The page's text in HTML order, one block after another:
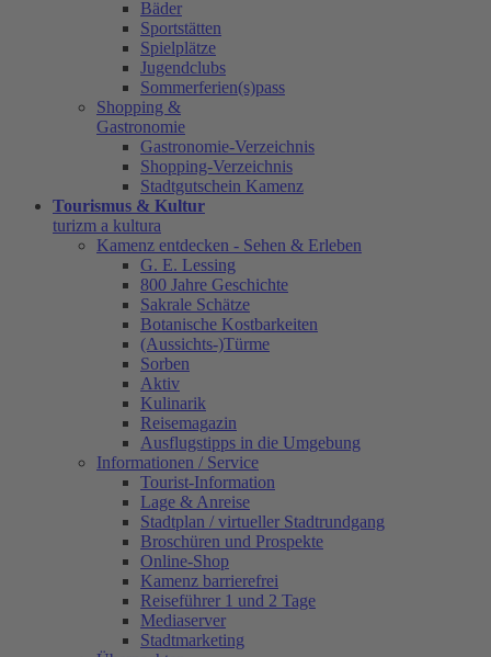
Bäder
Sportstätten
Spielplätze
Jugendclubs
Sommerferien(s)pass
Shopping &
Gastronomie
Gastronomie-Verzeichnis
Shopping-Verzeichnis
Stadtgutschein Kamenz
Tourismus & Kultur
turizm a kultura
Kamenz entdecken - Sehen & Erleben
G. E. Lessing
800 Jahre Geschichte
Sakrale Schätze
Botanische Kostbarkeiten
(Aussichts-)Türme
Sorben
Aktiv
Kulinarik
Reisemagazin
Ausflugstipps in die Umgebung
Informationen / Service
Tourist-Information
Lage & Anreise
Stadtplan / virtueller Stadtrundgang
Broschüren und Prospekte
Online-Shop
Kamenz barrierefrei
Reiseführer 1 und 2 Tage
Mediaserver
Stadtmarketing